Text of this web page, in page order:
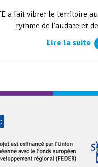
a fait vibrer le territoire au
rythme de l’audace et de
Lire la suite